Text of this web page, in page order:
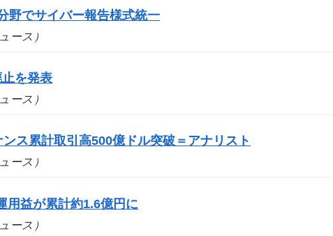
野でサイバー報告様式統一
ース）
を発表
ース）
ス累計取引高500億ドル突破＝アナリスト
ース）
用益が累計約1.6億円に
ース）